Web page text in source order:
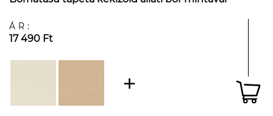
ÁR:
17 490 Ft